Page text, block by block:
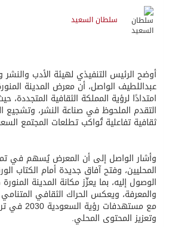
سلطان السعيد
أوضح الرئيس التنفيذي لهيئة الأدب والنشر
امتدادًا لرؤية المملكة الثقافية
التقدم الملحوظ في صناعة النشر، وتشجيع
ثقافية تفاعلية تُواكب تطلعات المجتمع
وأشار الواصل إلى أن المعرض يُسهم في
المحليين، وفتح آفاق جديدة أمام الكتاب
الوصول إليه، بما يعزّز مكانة المدينة
والمعرفة، ويعكس الحراك الثقافي
مع
وتعزيز المحتوى المحلي.